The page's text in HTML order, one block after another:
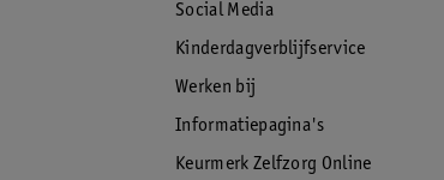
Social Media
Kinderdagverblijfservice
Werken bij
Informatiepagina's
Keurmerk Zelfzorg Online